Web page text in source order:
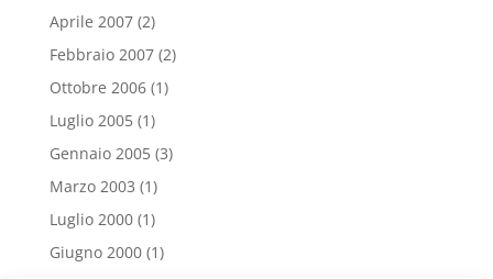
Aprile 2007(2)
Febbraio 2007(2)
Ottobre 2006(1)
Luglio 2005(1)
Gennaio 2005(3)
Marzo 2003 (1)
Luglio 2000(1)
Giugno 2000(1)